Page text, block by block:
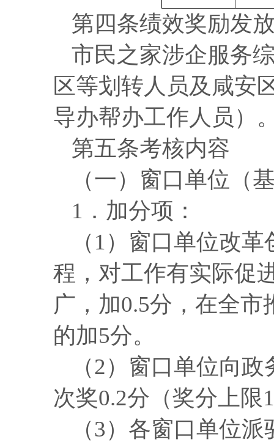
第四条绩效奖励发
市民之家涉企服务
区等划转人员及咸安
导办帮办工作人员）
第五条考核内容
（一） 窗口单位（
1．加分项：
（ 1）窗口单位改
程，对工作有实际促
广，加0.5分，在全
的加5分。
（2）窗口单位向政
次奖0.2分（奖分上限
（3）各窗口单位派